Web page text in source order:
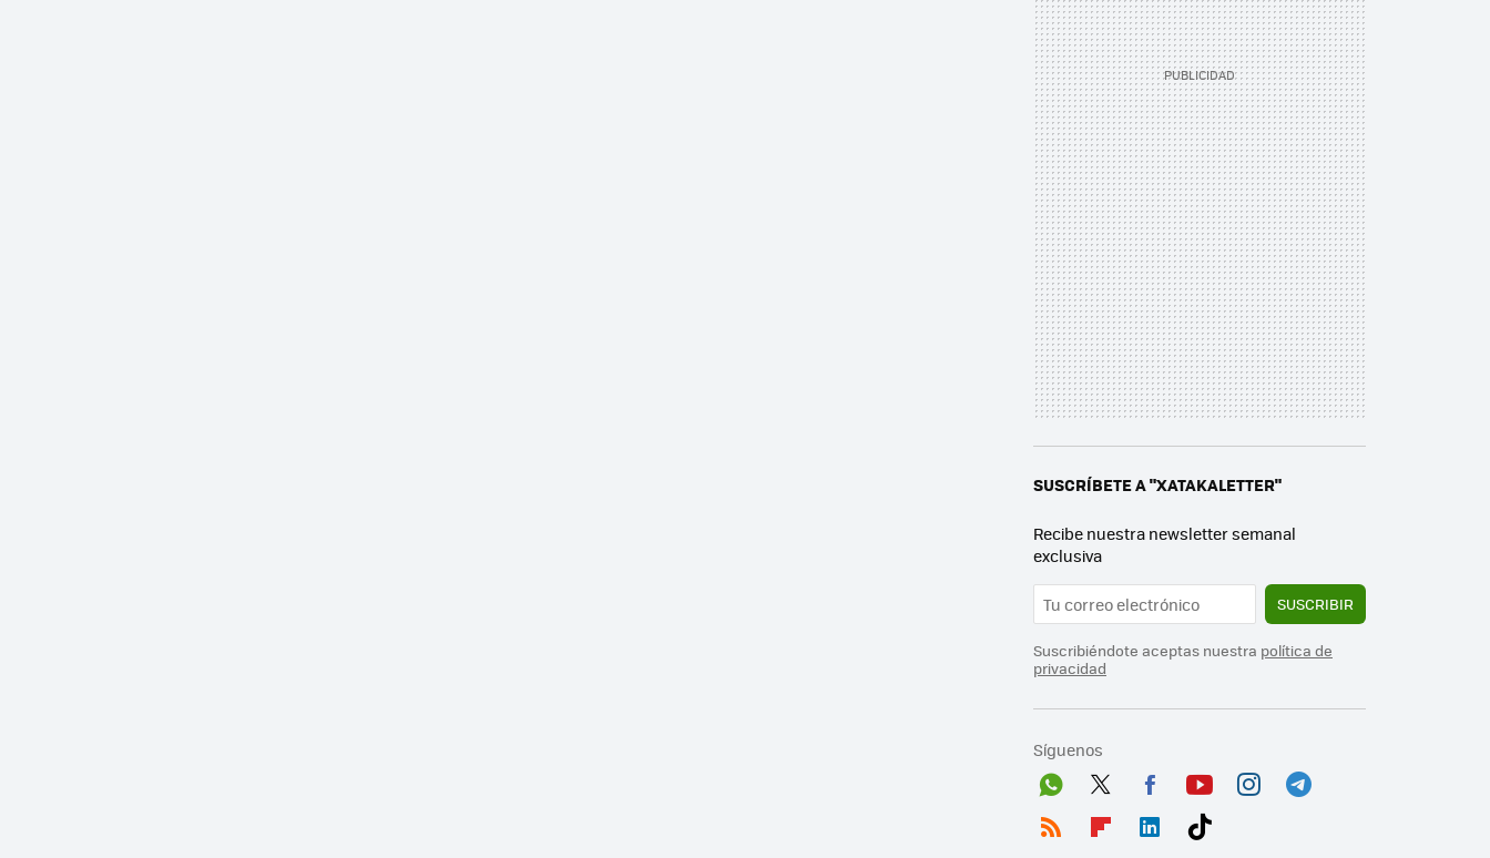
SUSCRÍBETE A "XATAKALETTER"
Recibe nuestra newsletter semanal
exclusiva
SUSCRIBIR
Suscribiéndote aceptas nuestra política de
privacidad
Síguenos
Wh
Twit
Fac
You